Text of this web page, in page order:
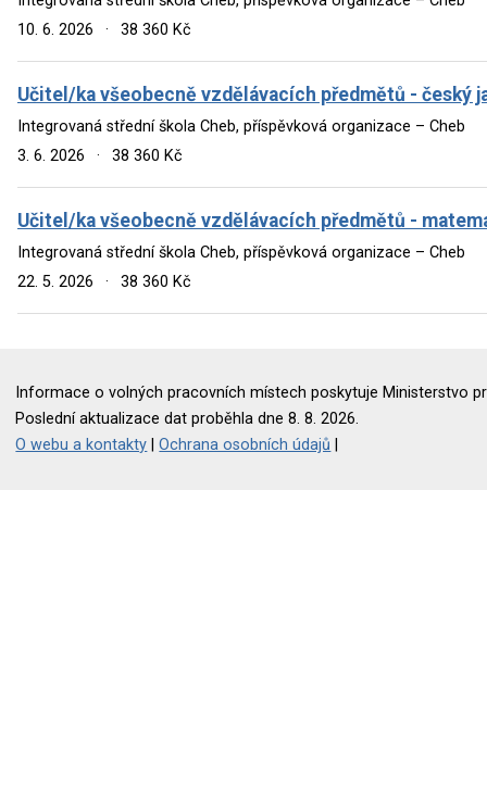
10. 6. 2026
· 38 360 Kč
Učitel/ka všeobecně vzdělávacích předmětů - český
Integrovaná střední škola Cheb, příspěvková organizace – Cheb
3. 6. 2026
· 38 360 Kč
Učitel/ka všeobecně vzdělávacích předmětů -
Integrovaná střední škola Cheb, příspěvková organizace – Cheb
22. 5. 2026
· 38 360 Kč
Informace o volných pracovních místech poskytuje Ministerstvo
Poslední aktualizace dat proběhla dne 8. 8. 2026.
O webu a kontakty |Ochrana osobních údajů